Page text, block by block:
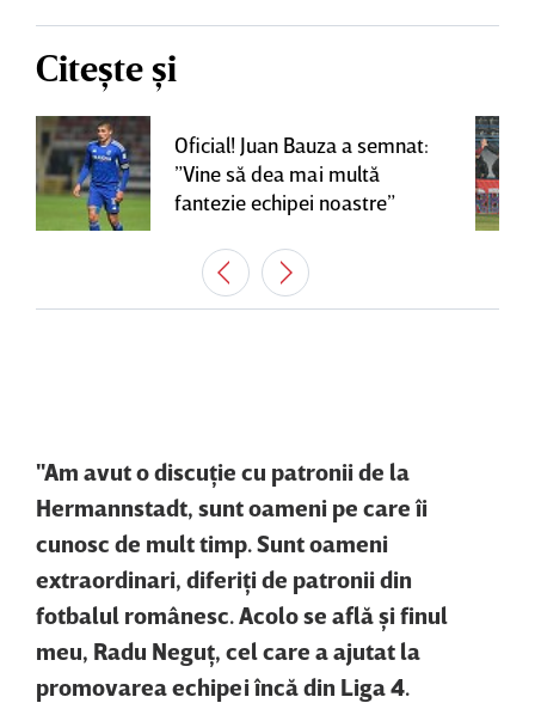
Citește și
Oficial! Juan Bauza a semnat:
”Vine să dea mai multă
fantezie echipei noastre”
"Am avut o discuţie cu patronii de la
Hermannstadt, sunt oameni pe care îi
cunosc de mult timp. Sunt oameni
extraordinari, diferiţi de patronii din
fotbalul românesc. Acolo se află şi finul
meu, Radu Neguţ, cel care a ajutat la
promovarea echipei încă din Liga 4.